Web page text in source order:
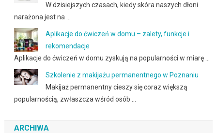
W dzisiejszych czasach, kiedy skóra naszych dłoni
narażona jest na …
Aplikacje do ćwiczeń w domu – zalety, funkcje i
rekomendacje
Aplikacje do ćwiczeń w domu zyskują na popularności w miarę …
Szkolenie z makijażu permanentnego w Poznaniu
Makijaż permanentny cieszy się coraz większą
popularnością, zwłaszcza wśród osób …
ARCHIWA